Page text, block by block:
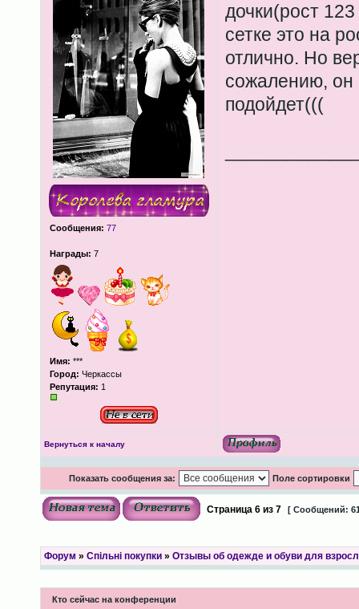
Сообщения: 77
Награды: 7
Имя: ***
Город: Черкассы
Репутация: 1
дочки(рост
сетке это на
отлично. Но
сожалению, он
подойдет(((
Вернуться к началу
Показать сообщения за: Поле сортировки
Страница 6из 7 [ Сообщений:
Форум » Спільні покупки» Отзывы об одежде и обуви для
Кто сейчас на конференции